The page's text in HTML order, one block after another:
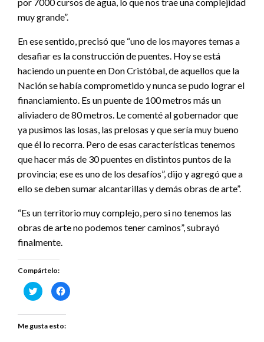
muy grande”.
En ese sentido, precisó que “uno de los mayores temas a
desafiar es la construcción de puentes. Hoy se está
haciendo un puente en Don Cristóbal, de aquellos que la
Nación se había comprometido y nunca se pudo lograr el
financiamiento. Es un puente de 100 metros más un
aliviadero de 80 metros. Le comenté al gobernador que
ya pusimos las losas, las prelosas y que sería muy bueno
que él lo recorra. Pero de esas características tenemos
que hacer más de 30 puentes en distintos puntos de la
provincia; ese es uno de los desafíos”, dijo y agregó que a
ello se deben sumar alcantarillas y demás obras de arte”.
“Es un territorio muy complejo, pero si no tenemos las
obras de arte no podemos tener caminos”, subrayó
finalmente.
Compártelo:
Haz
clic
en
Twitter
(Se
Haz
clic
Me gusta esto: